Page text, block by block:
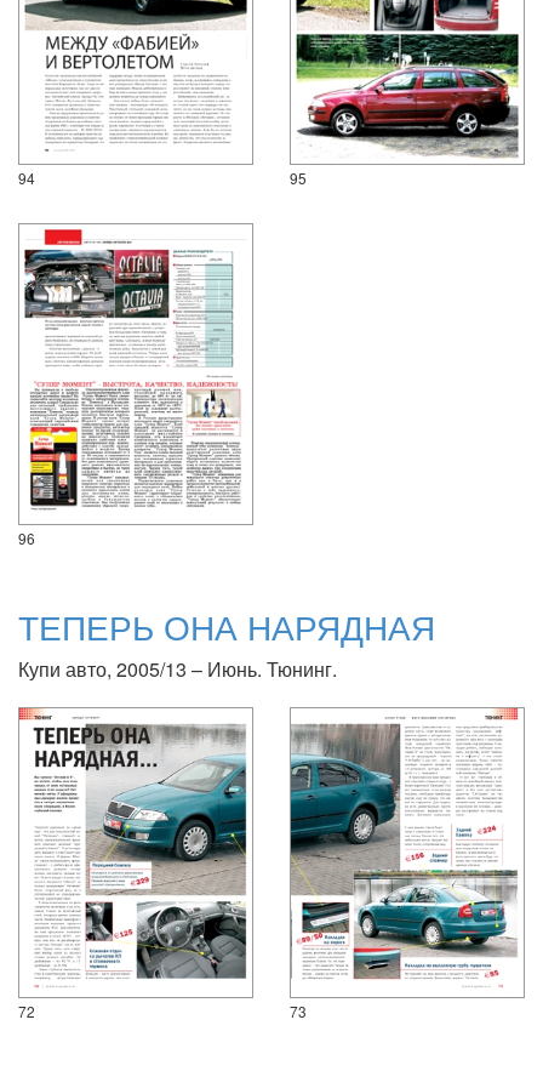
94 95
96
ТЕПЕРЬ ОНА НАРЯДНАЯ
Купи авто, 2005/13 – Июнь. Тюнинг.
72 73